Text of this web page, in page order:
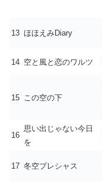
13 ほほえみDiary
14 空と風と恋のワルツ
15 この空の下
16
思い出じゃない今日
を
17 冬空プレシャス